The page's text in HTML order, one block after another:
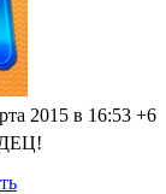
2015 в 16:53 +6